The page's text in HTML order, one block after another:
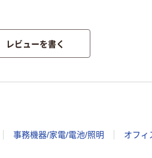
レビューを書く
事務機器/家電/電池/照明 オフィ